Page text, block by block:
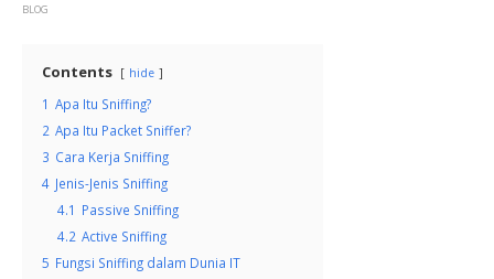
BLOG
Contents hide
1 Apa Itu Sniffing?
2 Apa Itu Packet Sniffer?
3 Cara Kerja Sniffing
4 Jenis-Jenis Sniffing
4.1 Passive Sniffing
4.2 Active Sniffing
5 Fungsi Sniffing dalam Dunia IT